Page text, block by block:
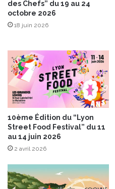
e
S
o
®
T
a
r
t
i
e
r
c
a
l
P
e
É
i
t
i
o
des Chefs” du 19 au 24
octobre 2026
18 juin 2026
10ème Édition du “Lyon
Street Food Festival” du 11
au 14 juin 2026
2 avril 2026